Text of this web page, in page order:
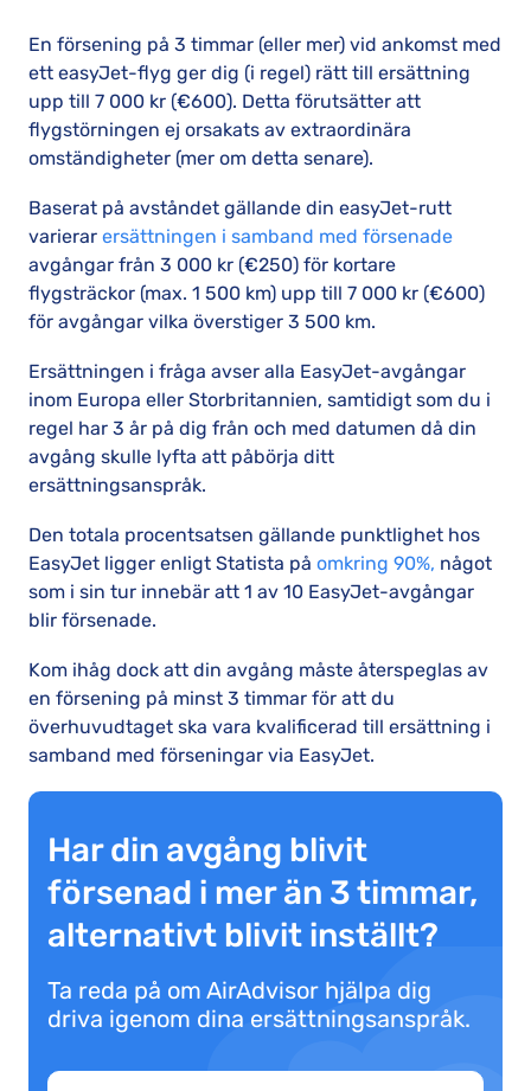
En försening på 3 timmar (eller mer) vid ankomst med
ett easyJet-flyg ger dig (i regel) rätt till ersättning
upp till 7 000 kr (€600). Detta förutsätter att
flygstörningen ej orsakats av extraordinära
omständigheter (mer om detta senare).
Baserat på avståndet gällande din easyJet-rutt
varierar ersättningen i samband med försenade
avgångar från 3 000 kr (€250) för kortare
flygsträckor (max. 1 500 km) upp till 7 000 kr (€600)
för avgångar vilka överstiger 3 500 km.
Ersättningen i fråga avser alla EasyJet-avgångar
inom Europa eller Storbritannien, samtidigt som du i
regel har 3 år på dig från och med datumen då din
avgång skulle lyfta att påbörja ditt
ersättningsanspråk.
Den totala procentsatsen gällande punktlighet hos
EasyJet ligger enligt Statista på omkring 90%, något
som i sin tur innebär att 1 av 10 EasyJet-avgångar
blir försenade.
Kom ihåg dock att din avgång måste återspeglas av
en försening på minst 3 timmar för att du
överhuvudtaget ska vara kvalificerad till ersättning i
samband med förseningar via EasyJet.
Har din avgång blivit
försenad i mer än 3 timmar,
alternativt blivit inställt?
Ta reda på om AirAdvisor hjälpa dig
driva igenom dina ersättningsanspråk.